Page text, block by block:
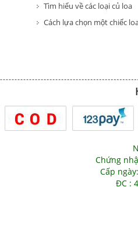
Tìm hiểu về các loại củ loa
Cách lựa chọn một chiếc
Chứng
Cấp
ĐC :